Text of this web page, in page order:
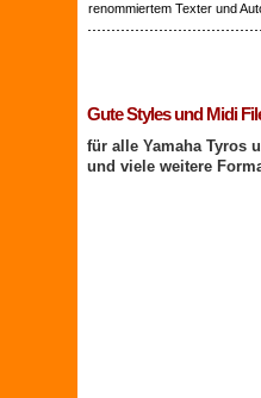
renommiertem Texter und
Gute Styles und Midi
für alle Yamaha Tyros
und viele weitere